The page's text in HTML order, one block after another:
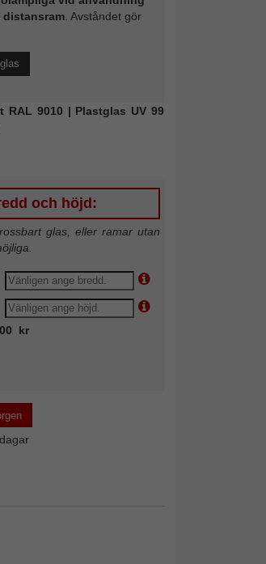
. Avståndet gör
RAL 9010 | Plastglas UV 99
och höjd:
glas, eller ramar utan
kr